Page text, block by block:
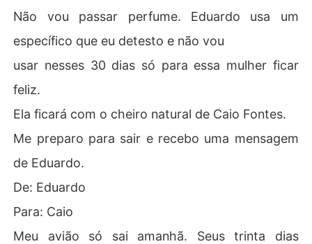
Não vou passar perfume. Eduardo usa um
específico que eu detesto e não vou
usar nesses 30 dias só para essa mulher ficar
feliz.
Ela ficará com o cheiro natural de Caio Fontes.
Me preparo para sair e recebo uma mensagem
de Eduardo.
De: Eduardo
Para: Caio
Meu avião só sai amanhã. Seus trinta dias